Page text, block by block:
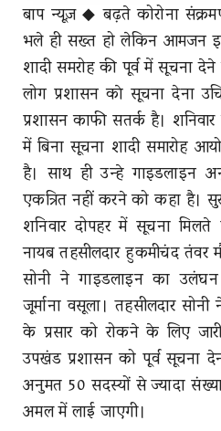
बाप न्यूज़ ◆ बढ़ते कोरोना
भले ही सख्त हो लेकिन आमजन
शादी समरोह की पूर्व में सूचना
लोग प्रशासन काे सूचना देना
प्रशासन काफी सतर्क है।
में बिना सूचना शादी समारोह
है। साथ ही उन्हे गाइडलाइन
एकत्रित नहीं करने को कहा है।
शनिवार दोपहर में सूचना मिलते
नायब तहसीलदार हुकमीचंद तंवर
सोनी ने गाइडलाइन का
जूर्माना वसूला। तहसीलदार
के प्रसार को रोकने के लिए
उपखंड प्रशासन को पूर्व सूचना
अनुमत 50 सदस्यों से ज्यादा
अमल में लाई जाएगी।